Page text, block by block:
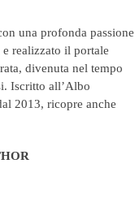
una profonda passione
realizzato il portale
divenuta nel tempo
Iscritto all’Albo
2013, ricopre anche